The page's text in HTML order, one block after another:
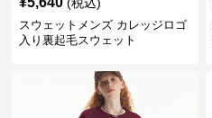
スウェットメンズ カレッジロゴ
入り裏起毛スウェット